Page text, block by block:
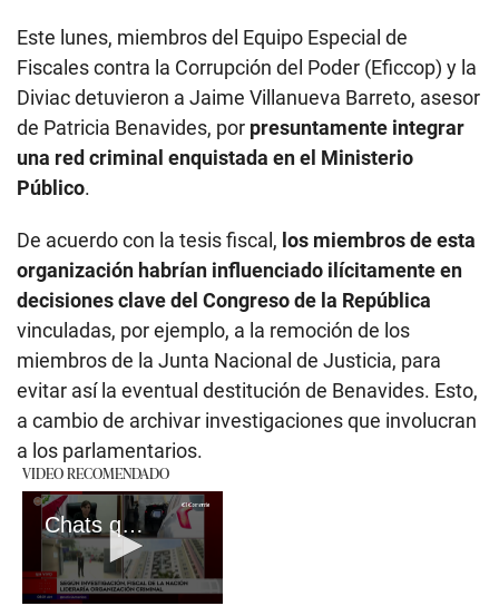
Este lunes, miembros del Equipo Especial de
Fiscales contra la Corrupción del Poder (Eficcop) y la
Diviac detuvieron a Jaime Villanueva Barreto, asesor
de Patricia Benavides, por presuntamente integrar
una red criminal enquistada en el Ministerio
Público.
De acuerdo con la tesis fiscal, los miembros de esta
organización habrían influenciado ilícitamente en
decisiones clave del Congreso de la República
vinculadas, por ejemplo, a la remoción de los
miembros de la Junta Nacional de Justicia, para
evitar así la eventual destitución de Benavides. Esto,
a cambio de archivar investigaciones que involucran
a los parlamentarios.
VIDEO RECOMENDADO
Chats que involucran a la fiscalía